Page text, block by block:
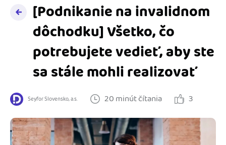
Správa kontaktov
Sledovanie cashflow
Spolupráca s účtovníkom
Katalóg doplnkov
Vzdelanie
Nápoveda
Ako sa vyznať vo fakturácii
Blog
Vyskúšať zadarmo
[Podnikanie na invalidnom
dôchodku] Všetko, čo
potrebujete vedieť, aby ste
sa stále mohli realizovať
Seyfor Slovensko, a.s. 20 minút čítania 3